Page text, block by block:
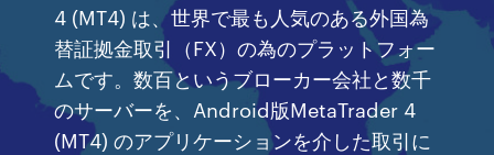
4 (MT4) は、世界で最も人気のある外国為
替証拠金取引（FX）の為のプラットフォー
ムです。数百というブローカー会社と数千
のサーバーを、Android版MetaTrader 4
(MT4) のアプリケーションを介した取引に